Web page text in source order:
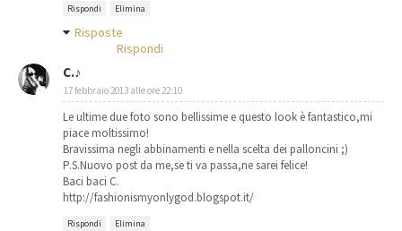
Rispondi Elimina
Risposte
Rispondi
C.♪
17 febbraio 2013 alle ore 22:10
Le ultime due foto sono bellissime e questo look è fantastico,mi
piace moltissimo!
Bravissima negli abbinamenti e nella scelta dei palloncini ;)
P.S.Nuovo post da me,se ti va passa,ne sarei felice!
Baci baci C.
http://fashionismyonlygod.blogspot.it/
Rispondi Elimina